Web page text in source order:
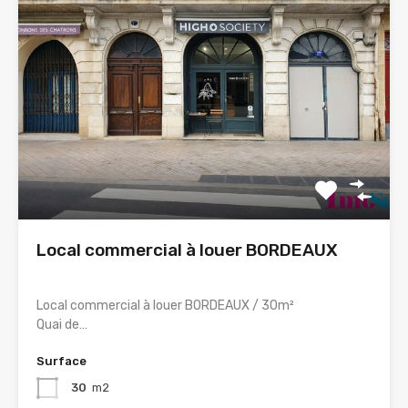
Local commercial à louer BORDEAUX
Local commercial à louer BORDEAUX / 30m²
Quai de…
Surface
30 m2